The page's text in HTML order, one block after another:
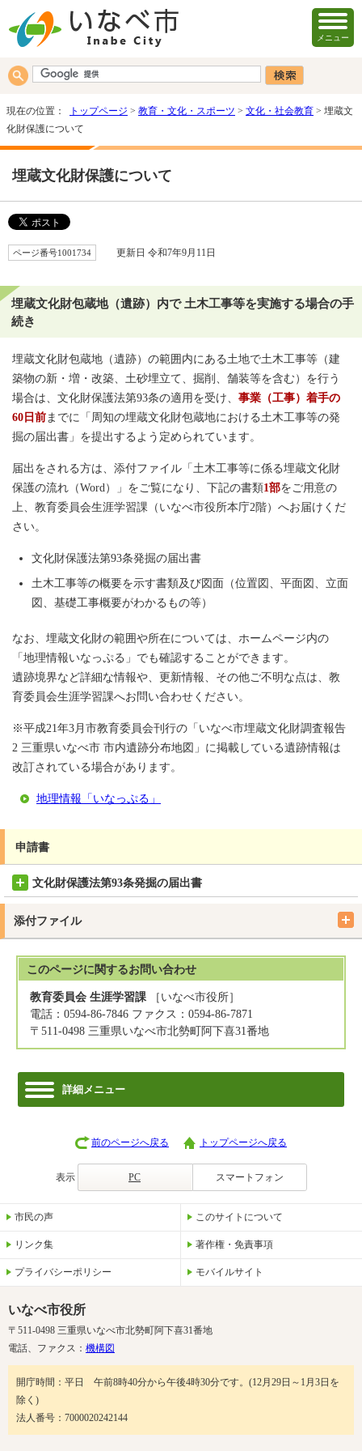
メニュー
現在の位置： トップページ > 教育・文化・スポーツ > 文化・社会教育 > 埋蔵文
化財保護について
埋蔵文化財保護について
ページ番号1001734 更新日 令和7年9月11日
埋蔵文化財包蔵地（遺跡）内で 土木工事等を実施する場合の手
続き
埋蔵文化財包蔵地（遺跡）の範囲内にある土地で土木工事等（建
築物の新・増・改築、土砂埋立て、掘削、舗装等を含む）を行う
場合は、文化財保護法第93条の適用を受け、 事業（工事）着手の
60日前までに「周知の埋蔵文化財包蔵地における土木工事等の発
掘の届出書」を提出するよう定められています。
届出をされる方は、添付ファイル「土木工事等に係る埋蔵文化財
保護の流れ（Word）」をご覧になり、下記の書類1部をご用意の
上、教育委員会生涯学習課（いなべ市役所本庁2階）へお届けくだ
さい。
文化財保護法第93条発掘の届出書
土木工事等の概要を示す書類及び図面（位置図、平面図、立面
図、基礎工事概要がわかるもの等）
なお、埋蔵文化財の範囲や所在については、ホームページ内の
「地理情報いなっぷる」でも確認することができます。
遺跡境界など詳細な情報や、更新情報、その他ご不明な点は、教
育委員会生涯学習課へお問い合わせください。
※平成21年3月市教育委員会刊行の「いなべ市埋蔵文化財調査報告
2 三重県いなべ市 市内遺跡分布地図」に掲載している遺跡情報は
改訂されている場合があります。
地理情報「いなっぷる」
申請書
文化財保護法第93条発掘の届出書
添付ファイル
このページに関するお問い合わせ
教育委員会 生涯学習課 ［いなべ市役所］
電話：0594-86-7846 ファクス：0594-86-7871
〒511-0498 三重県いなべ市北勢町阿下喜31番地
詳細メニュー
前のページへ戻る トップページへ戻る
表示 PC スマートフォン
市民の声 このサイトについて
リンク集 著作権・免責事項
プライバシーポリシー モバイルサイト
いなべ市役所
〒511-0498 三重県いなべ市北勢町阿下喜31番地
電話、ファクス： 機構図
開庁時間：平日 午前8時40分から午後4時30分です。(12月29日～1月3日を
除く)
法人番号：7000020242144